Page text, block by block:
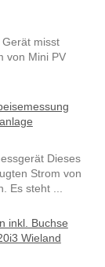
misst
von Mini PV
Dieses
Strom von
Es steht ...
inkl. Buchse
Wieland